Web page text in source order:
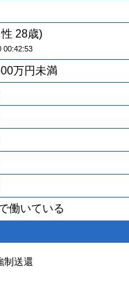
28歳)
00:42:53
万円未満
働いている
制送還